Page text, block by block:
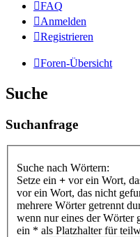
FAQ
Anmelden
Registrieren
Foren-Übersicht
Suche
Suchanfrage
Suche nach Wörtern:
Setze ein + vor ein Wort,
vor ein Wort, das nicht
mehrere Wörter getrennt
wenn nur eines der Wörter
ein * als Platzhalter für